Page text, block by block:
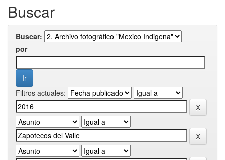
Buscar
Buscar:
por
Filtros actuales: